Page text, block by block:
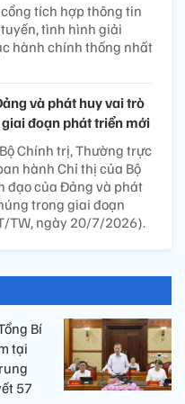
tích hợp thông tin
tình hình giải
hành chính thống nhất
và phát huy vai trò
đoạn phát triển mới
Chính trị, Thường trực
hành Chỉ thị của Bộ
đạo của Đảng và phát
trong giai đoạn
TW, ngày 20/7/2026).
Bí
tại
57